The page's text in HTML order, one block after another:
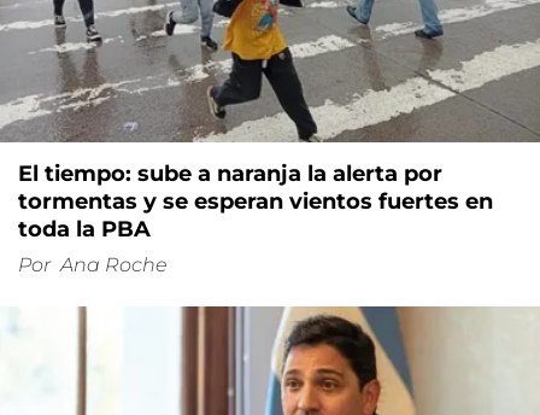
El tiempo: sube a naranja la alerta por
tormentas y se esperan vientos fuertes en
toda la PBA
Por Ana Roche